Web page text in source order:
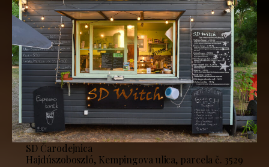
SD Čarodejnica
Hajdúszoboszló, Kempingova ulica, parcela č. 3529